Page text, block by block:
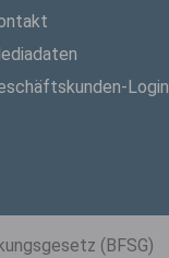
Login
(BFSG)